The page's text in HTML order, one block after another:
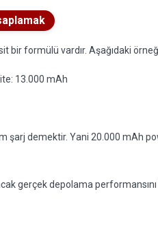
bir formülü vardır. Aşağıdaki
13.000 mAh
şarj demektir. Yani 20.000 mAh
gerçek depolama performansını